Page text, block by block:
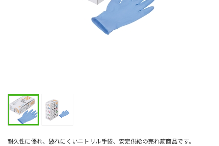
耐久性に優れ、破れにくいニトリル手袋、安定供給の売れ筋商品です。